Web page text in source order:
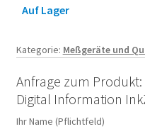
Auf Lager
Kategorie: Meßgeräte und
Anfrage zum Produkt:
Digital Information
Ihr Name (Pflichtfeld)